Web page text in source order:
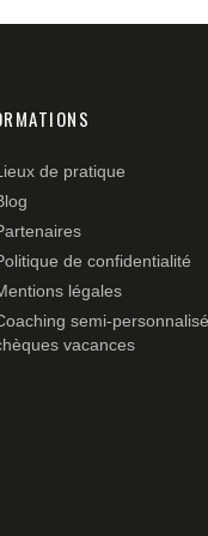
de pratique
de confidentialité
légales
semi-
vacances